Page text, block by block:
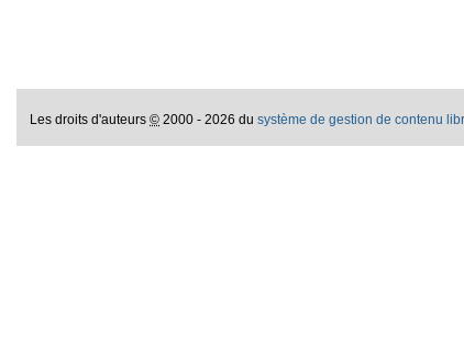
Les droits d'auteurs© 2000 - 2026 dusystème de gestion de contenu